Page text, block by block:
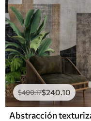
$400.17$240 .10